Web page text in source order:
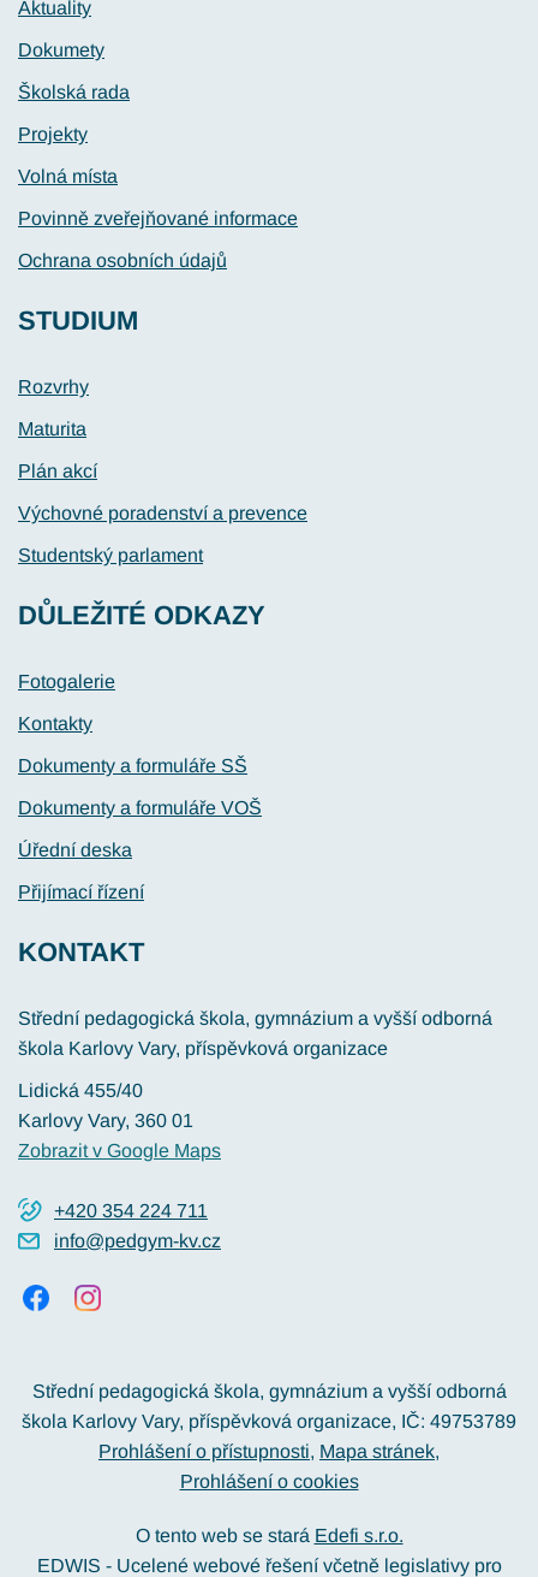
Aktuality
Dokumety
Školská rada
Projekty
Volná místa
Povinně zveřejňované informace
Ochrana osobních údajů
STUDIUM
Rozvrhy
Maturita
Plán akcí
Výchovné poradenství a prevence
Studentský parlament
DŮLEŽITÉ ODKAZY
Fotogalerie
Kontakty
Dokumenty a formuláře SŠ
Dokumenty a formuláře VOŠ
Úřední deska
Přijímací řízení
KONTAKT
Střední pedagogická škola, gymnázium a vyšší odborná
škola Karlovy Vary, příspěvková organizace
Lidická 455/40
Karlovy Vary, 360 01
Zobrazit v Google Maps
+420 354 224 711
info@pedgym-kv.cz
Střední pedagogická škola, gymnázium a vyšší odborná
škola Karlovy Vary, příspěvková organizace, IČ: 49753789
Prohlášení o přístupnosti Mapa stránek
Prohlášení o cookies
O tento web se stará Edefi s.r.o.
EDWIS - Ucelené webové řešení včetně legislativy pro